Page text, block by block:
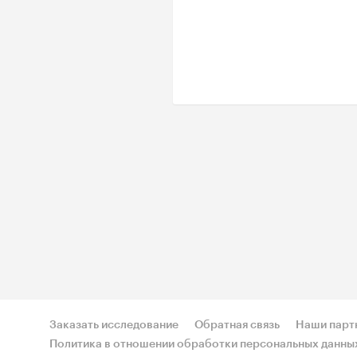
Заказать исследование Обратная связь Наши
Политика в отношении обработки персональных